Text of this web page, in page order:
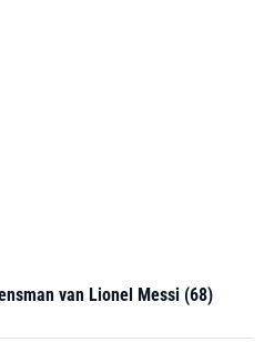
van Lionel Messi (68)